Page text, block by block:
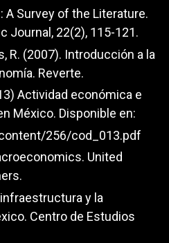
A Survey of the Literature.
Journal, 22(2), 115-121.
R. (2007). Introducción a la
Reverte.
Actividad económica e
México. Disponible en:
256/cod_013.pdf
United
y la
Centro de Estudios